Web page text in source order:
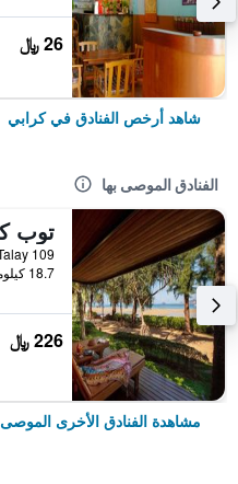
26 ﷼
شاهد أرخص الفنادق في كرابي
الفنادق الموصى بها
18.7 كيلومتر عن وسط المدينة
226 ﷼
مشاهدة الفنادق الأخرى الموصى